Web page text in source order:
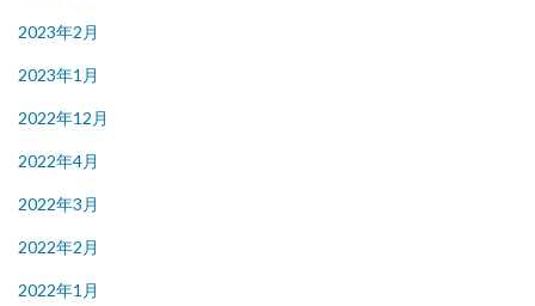
2023年2月
2023年1月
2022年12月
2022年4月
2022年3月
2022年2月
2022年1月